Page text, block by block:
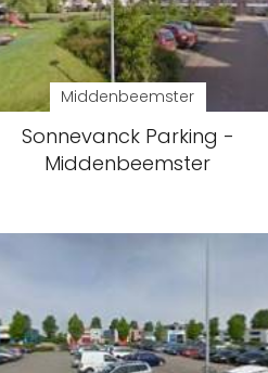
Middenbeemster
Sonnevanck Parking -
Middenbeemster